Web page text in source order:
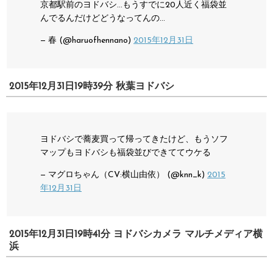
京都駅前のヨドバシ…もうすでに20人近く福袋並
んでるんだけどどうなってんの…
— 春 (@haruofhennano) 2015年12月31日
2015年12月31日19時39分 秋葉ヨドバシ
ヨドバシで蕎麦買って帰ってきたけど、もうソフ
マップもヨドバシも福袋並びできててウケる
— マグロちゃん（CV:横山由依） (@knn_k) 2015
年12月31日
2015年12月31日19時41分 ヨドバシカメラ マルチメディア横
浜